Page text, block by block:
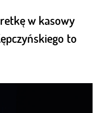
w kasowy
to